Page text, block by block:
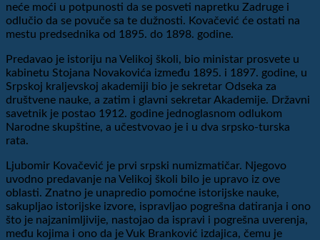
neće moći u potpunosti da se posveti napretku Zadruge i
odlučio da se povuče sa te dužnosti. Kovačević će ostati na
mestu predsednika od 1895. do 1898. godine.
Predavao je istoriju na Velikoj školi, bio ministar prosvete u
kabinetu Stojana Novakovića između 1895. i 1897. godine, u
Srpskoj kraljevskoj akademiji bio je sekretar Odseka za
društvene nauke, a zatim i glavni sekretar Akademije. Državni
savetnik je postao 1912. godine jednoglasnom odlukom
Narodne skupštine, a učestvovao je i u dva srpsko-turska
rata.
Ljubomir Kovačević je prvi srpski numizmatičar. Njegovo
uvodno predavanje na Velikoj školi bilo je upravo iz ove
oblasti. Znatno je unapredio pomoćne istorijske nauke,
sakupljao istorijske izvore, ispravljao pogrešna datiranja i ono
što je najzanimljivije, nastojao da ispravi i pogrešna uverenja,
među kojima i ono da je Vuk Branković izdajica, čemu je